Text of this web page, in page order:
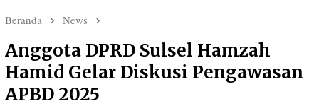
Beranda News
Anggota DPRD Sulsel Hamzah
Hamid Gelar Diskusi Pengawasan
APBD 2025